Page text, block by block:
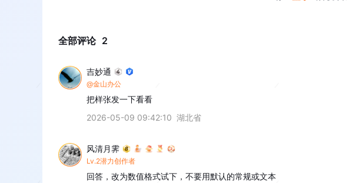
全部评论 2
吉妙通
@金山办公
把样张发一下看看
2026-05-09 09:42:10 湖北省
风清月霁
Lv.2潜力创作者
回答，改为数值格式试下，不要用默认的常规或文本